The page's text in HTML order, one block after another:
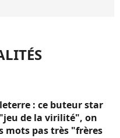
: ce buteur star
de la virilité", on
mots pas très "frères